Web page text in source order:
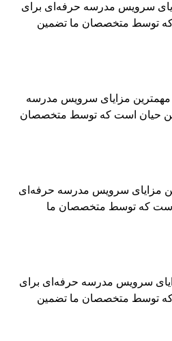
سرویس مدرسه حرفه‌ای برای
توسط متخصصان ما تضمین
مزایای سرویس مدرسه
حیان است که توسط متخصصان
مزایای سرویس مدرسه حرفه‌ای
است که توسط متخصصان ما
سرویس مدرسه حرفه‌ای برای
توسط متخصصان ما تضمین